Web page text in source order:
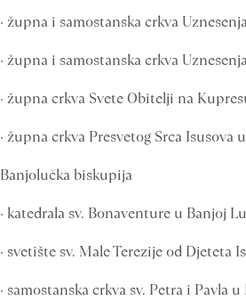
· župna i samostanska crkva
· župna i samostanska crkva
· župna crkva Svete Obitelji na
· župna crkva Presvetog Srca Isusova
Banjolučka biskupija
· katedrala sv. Bonaventure u Banjoj
· svetište sv. Male Terezije od Djeteta
· samostanska crkva sv. Petra i Pavla